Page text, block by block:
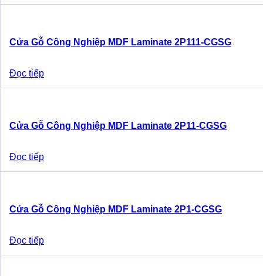
Cửa Gỗ Công Nghiệp MDF Laminate 2P111-CGSG
Đọc tiếp
Cửa Gỗ Công Nghiệp MDF Laminate 2P11-CGSG
Đọc tiếp
Cửa Gỗ Công Nghiệp MDF Laminate 2P1-CGSG
Đọc tiếp